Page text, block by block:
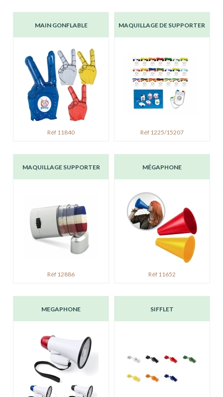
MAIN GONFLABLE
Réf 11840
MAQUILLAGE DE SUPPORTER
Réf 1225/15207
MAQUILLAGE SUPPORTER
Réf 12886
MÉGAPHONE
Réf 11652
MEGAPHONE SIFFLET